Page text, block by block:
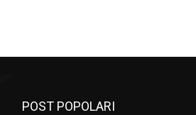
POST POPOLARI